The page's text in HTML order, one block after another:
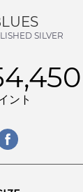
SILVER
ント